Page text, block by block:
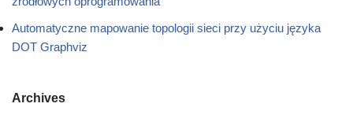
Automatyczne mapowanie topologii sieci przy użyciu języka
DOT Graphviz
Archives